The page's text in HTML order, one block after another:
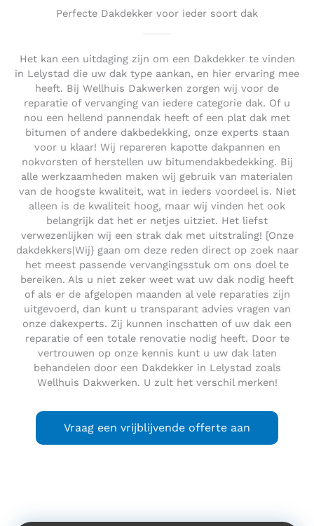
Perfecte Dakdekker voor ieder soort dak
Het kan een uitdaging zijn om een Dakdekker te vinden
in Lelystad die uw dak type aankan, en hier ervaring mee
heeft. Bij Wellhuis Dakwerken zorgen wij voor de
reparatie of vervanging van iedere categorie dak. Of u
nou een hellend pannendak heeft of een plat dak met
bitumen of andere dakbedekking, onze experts staan
voor u klaar! Wij repareren kapotte dakpannen en
nokvorsten of herstellen uw bitumendakbedekking. Bij
alle werkzaamheden maken wij gebruik van materialen
van de hoogste kwaliteit, wat in ieders voordeel is. Niet
alleen is de kwaliteit hoog, maar wij vinden het ook
belangrijk dat het er netjes uitziet. Het liefst
verwezenlijken wij een strak dak met uitstraling! [Onze
dakdekkers|Wij} gaan om deze reden direct op zoek naar
het meest passende vervangingsstuk om ons doel te
bereiken. Als u niet zeker weet wat uw dak nodig heeft
of als er de afgelopen maanden al vele reparaties zijn
uitgevoerd, dan kunt u transparant advies vragen van
onze dakexperts. Zij kunnen inschatten of uw dak een
reparatie of een totale renovatie nodig heeft. Door te
vertrouwen op onze kennis kunt u uw dak laten
behandelen door een Dakdekker in Lelystad zoals
Wellhuis Dakwerken. U zult het verschil merken!
Vraag een vrijblijvende offerte aan